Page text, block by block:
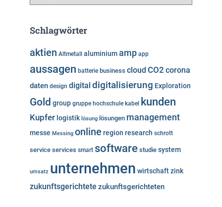
g
r
i
n
Schlagwörter
aktien Altmetall aluminiumamp app
aussagen batterie business cloud CO2 corona
daten design digital digitalisierung Exploration
Gold group gruppe hochschule kabel kunden
Kupfer logistik lösung lösungen management
messe Messing online region research schrott
service services smart software studie system
umsatz unternehmen wirtschaftzink
zukunftsgerichtete zukunftsgerichteten